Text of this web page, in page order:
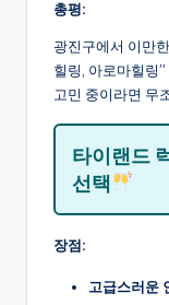
총평:
광진구에서 이만
힐링, 아로마힐링
고민 중이라면 무
타이랜드
선택
장점:
고급스러운